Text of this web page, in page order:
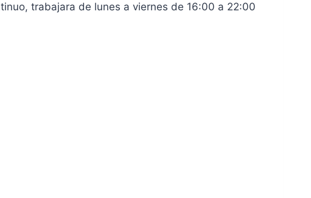
trabajara de lunes a viernes de 16:00 a 22:00